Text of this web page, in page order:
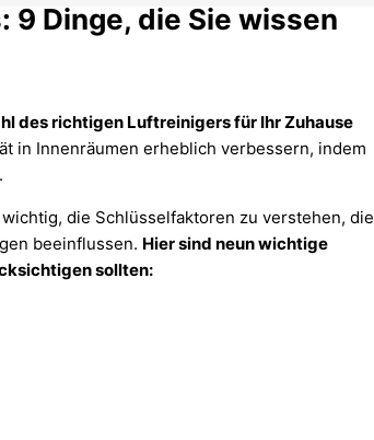
9 Dinge, die Sie wissen
des richtigen Luftreinigers für Ihr Zuhause
in Innenräumen erheblich verbessern, indem
die Schlüsselfaktoren zu verstehen, die
beeinflussen. Hier sind neun wichtige
sollten: